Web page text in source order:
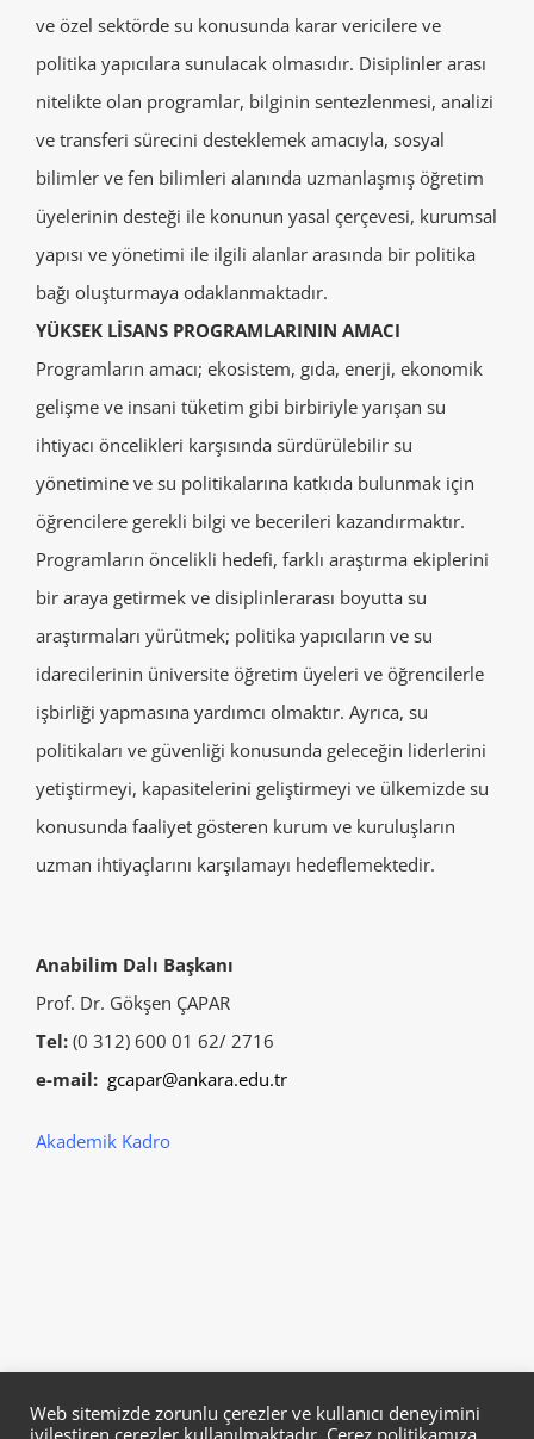
ve özel sektörde su konusunda karar vericilere ve
politika yapıcılara sunulacak olmasıdır. Disiplinler arası
nitelikte olan programlar, bilginin sentezlenmesi, analizi
ve transferi sürecini desteklemek amacıyla, sosyal
bilimler ve fen bilimleri alanında uzmanlaşmış öğretim
üyelerinin desteği ile konunun yasal çerçevesi, kurumsal
yapısı ve yönetimi ile ilgili alanlar arasında bir politika
bağı oluşturmaya odaklanmaktadır.
YÜKSEK LİSANS PROGRAMLARININ AMACI
Programların amacı; ekosistem, gıda, enerji, ekonomik
gelişme ve insani tüketim gibi birbiriyle yarışan su
ihtiyacı öncelikleri karşısında sürdürülebilir su
yönetimine ve su politikalarına katkıda bulunmak için
öğrencilere gerekli bilgi ve becerileri kazandırmaktır.
Programların öncelikli hedefi, farklı araştırma ekiplerini
bir araya getirmek ve disiplinlerarası boyutta su
araştırmaları yürütmek; politika yapıcıların ve su
idarecilerinin üniversite öğretim üyeleri ve öğrencilerle
işbirliği yapmasına yardımcı olmaktır. Ayrıca, su
politikaları ve güvenliği konusunda geleceğin liderlerini
yetiştirmeyi, kapasitelerini geliştirmeyi ve ülkemizde su
konusunda faaliyet gösteren kurum ve kuruluşların
uzman ihtiyaçlarını karşılamayı hedeflemektedir.
Anabilim Dalı Başkanı
Prof. Dr. Gökşen ÇAPAR
Tel: (0 312) 600 01 62/ 2716
e-mail: gcapar@ankara.edu.tr
Akademik Kadro
Web sitemizde zorunlu çerezler ve kullanıcı deneyimini
iyileştiren çerezler kullanılmaktadır. Çerez politikamıza